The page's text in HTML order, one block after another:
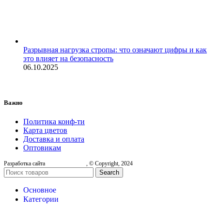
Разрывная нагрузка стропы: что означают цифры и как
это влияет на безопасность
06.10.2025
Важно
Политика конф-ти
Карта цветов
Доставка и оплата
Оптовикам
Разработка сайта , © Copyright, 2024
Search
Основное
Категории